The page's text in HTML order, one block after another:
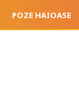
POZE HAIOASE